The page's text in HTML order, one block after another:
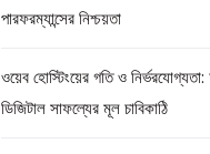
পারফরম্যান্সের নিশ্চয়তা
ওয়েব হোস্টিংয়ের গতি ও
ডিজিটাল সাফল্যের মূল চাবিকাঠি